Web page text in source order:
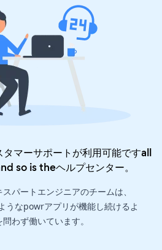
マーサポートが利用可能ですall
so is theヘルプセンター。
パートエンジニアのチームは、
うなpowrアプリが機能し続けるよ
わず働いています。